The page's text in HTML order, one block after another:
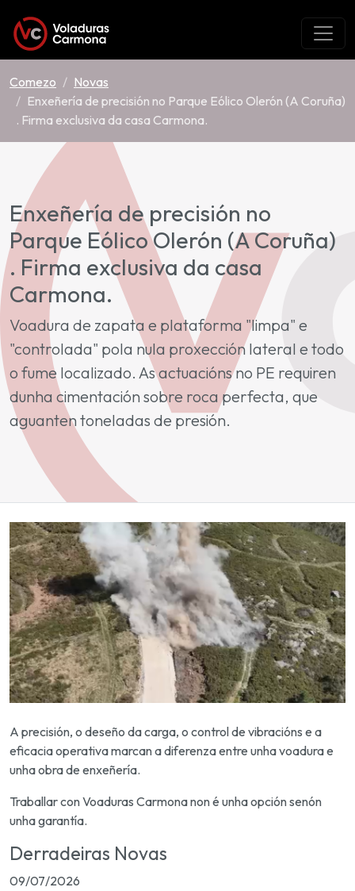
Comezo
Novas
Enxeñería de precisión no Parque Eólico Olerón (A Coruña)
. Firma exclusiva da casa Carmona.
Enxeñería de precisión no
Parque Eólico Olerón (A Coruña)
. Firma exclusiva da casa
Carmona.
Voadura de zapata e plataforma "limpa" e
"controlada" pola nula proxección lateral e todo
o fume localizado. As actuacións no PE requiren
dunha cimentación sobre roca perfecta, que
aguanten toneladas de presión.
A precisión, o deseño da carga, o control de vibracións e a
eficacia operativa marcan a diferenza entre unha voadura e
unha obra de enxeñería.
Traballar con Voaduras Carmona non é unha opción senón
unha garantía.
Derradeiras Novas
09/07/2026